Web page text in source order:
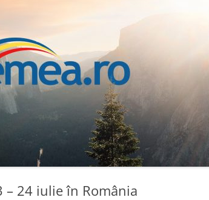
– 24 iulie în România